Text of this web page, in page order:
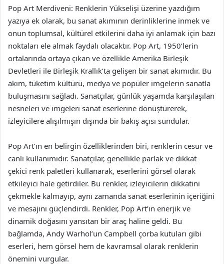
Pop Art Merdiveni: Renklerin Yükselişi üzerine yazdığım
yazıya ek olarak, bu sanat akımının derinliklerine inmek ve
onun toplumsal, kültürel etkilerini daha iyi anlamak için bazı
noktaları ele almak faydalı olacaktır. Pop Art, 1950’lerin
ortalarında ortaya çıkan ve özellikle Amerika Birleşik
Devletleri ile Birleşik Krallık’ta gelişen bir sanat akımıdır. Bu
akım, tüketim kültürü, medya ve popüler imgelerin sanatla
buluşmasını sağladı. Sanatçılar, günlük yaşamda karşılaşılan
nesneleri ve imgeleri sanat eserlerine dönüştürerek,
izleyicilere alışılmışın dışında bir bakış açısı sundular.
Pop Art’ın en belirgin özelliklerinden biri, renklerin cesur ve
canlı kullanımıdır. Sanatçılar, genellikle parlak ve dikkat
çekici renk paletleri kullanarak, eserlerini görsel olarak
etkileyici hale getirdiler. Bu renkler, izleyicilerin dikkatini
çekmekle kalmayıp, aynı zamanda sanat eserlerinin içeriğini
ve mesajını güçlendirdi. Renkler, Pop Art’ın enerjik ve
dinamik doğasını yansıtan bir araç haline geldi. Bu
bağlamda, Andy Warhol’un Campbell çorba kutuları gibi
eserleri, hem görsel hem de kavramsal olarak renklerin
önemini vurgular.